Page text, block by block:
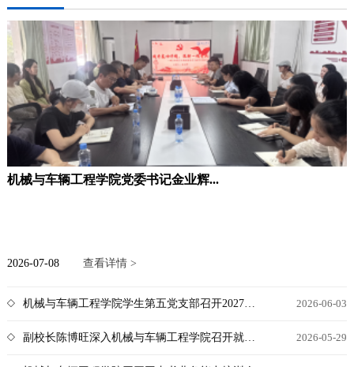
机械与车辆工程学院党委书记金业辉...
2026-07-08 查看详情 >
机械与车辆工程学院学生第五党支部召开2027届班级就业委员培训会 2026-06-03
副校长陈博旺深入机械与车辆工程学院召开就业工作推进会 2026-05-29